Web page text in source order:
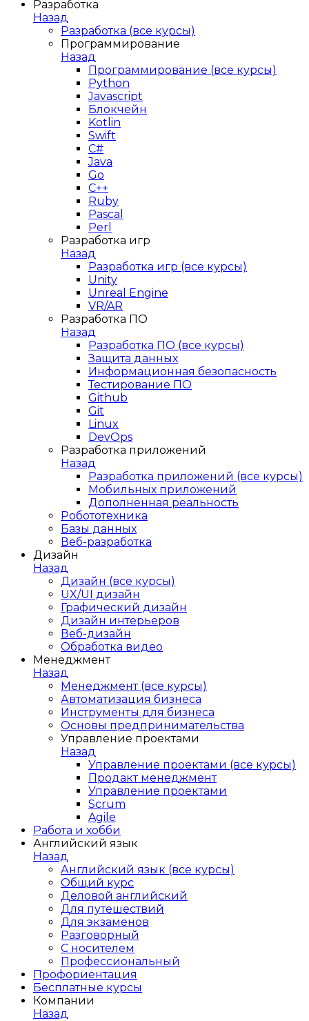
Разработка
Назад
Разработка (все курсы)
Программирование
Назад
Программирование (все курсы)
Python
Javascript
Блокчейн
Kotlin
Swift
C#
Java
Go
C++
Ruby
Pascal
Perl
Разработка игр
Назад
Разработка игр (все курсы)
Unity
Unreal Engine
VR/AR
Разработка ПО
Назад
Разработка ПО (все курсы)
Защита данных
Информационная безопасность
Тестирование ПО
Github
Git
Linux
DevOps
Разработка приложений
Назад
Разработка приложений (все курсы)
Мобильных приложений
Дополненная реальность
Робототехника
Базы данных
Веб-разработка
Дизайн
Назад
Дизайн (все курсы)
UX/UI дизайн
Графический дизайн
Дизайн интерьеров
Веб-дизайн
Обработка видео
Менеджмент
Назад
Менеджмент (все курсы)
Автоматизация бизнеса
Инструменты для бизнеса
Основы предпринимательства
Управление проектами
Назад
Управление проектами (все курсы)
Продакт менеджмент
Управление проектами
Scrum
Agile
Работа и хобби
Английский язык
Назад
Английский язык (все курсы)
Общий курс
Деловой английский
Для путешествий
Для экзаменов
Разговорный
С носителем
Профессиональный
Профориентация
Бесплатные курсы
Компании
Назад